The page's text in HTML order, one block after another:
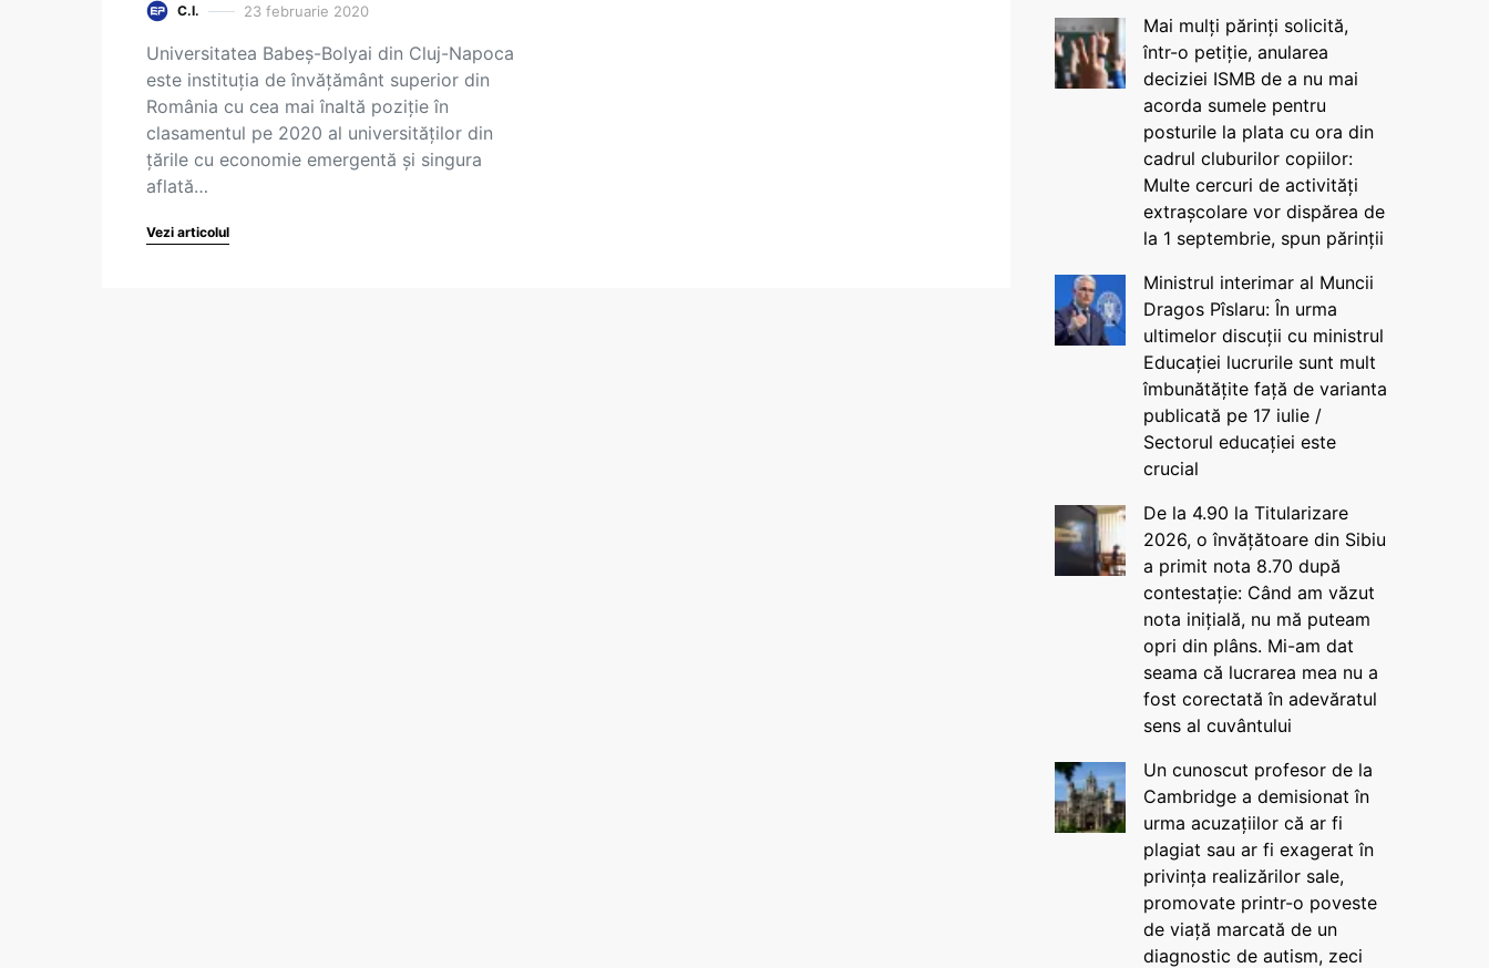
C.I. 23 februarie 2020
Universitatea Babeș-Bolyai din Cluj-Napoca
este instituția de învățământ superior din
România cu cea mai înaltă poziție în
clasamentul pe 2020 al universităților din
țările cu economie emergentă și singura
aflată…
Vezi articolul
Mai mulți părinți solicită,
într-o petiție, anularea
deciziei ISMB de a nu mai
acorda sumele pentru
posturile la plata cu ora din
cadrul cluburilor copiilor:
Multe cercuri de activități
extrașcolare vor dispărea de
la 1 septembrie, spun părinții
Ministrul interimar al Muncii
Dragos Pîslaru: În urma
ultimelor discuții cu ministrul
Educației lucrurile sunt mult
îmbunătățite față de varianta
publicată pe 17 iulie /
Sectorul educației este
crucial
De la 4.90 la Titularizare
2026, o învățătoare din Sibiu
a primit nota 8.70 după
contestație: Când am văzut
nota inițială, nu mă puteam
opri din plâns. Mi-am dat
seama că lucrarea mea nu a
fost corectată în adevăratul
sens al cuvântului
Un cunoscut profesor de la
Cambridge a demisionat în
urma acuzațiilor că ar fi
plagiat sau ar fi exagerat în
privința realizărilor sale,
promovate printr-o poveste
de viață marcată de un
diagnostic de autism, zeci